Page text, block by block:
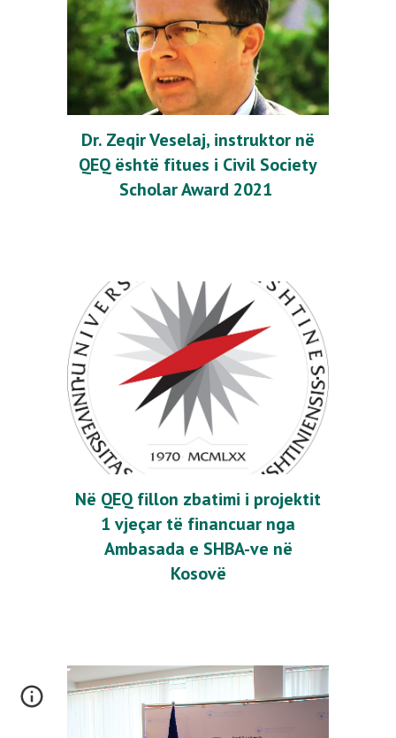
Dr. Zeqir Veselaj, instruktor në
QEQ është fitues i Civil Society
Scholar Award 2021
Në QEQ fillon zbatimi i projektit
1 vjeçar të financuar nga
Ambasada e SHBA-ve në
Kosovë